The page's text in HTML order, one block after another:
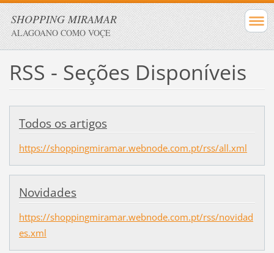
SHOPPING MIRAMAR
ALAGOANO COMO VOÇE
RSS - Seções Disponíveis
Todos os artigos
https://shoppingmiramar.webnode.com.pt/rss/all.xml
Novidades
https://shoppingmiramar.webnode.com.pt/rss/novidad
es.xml